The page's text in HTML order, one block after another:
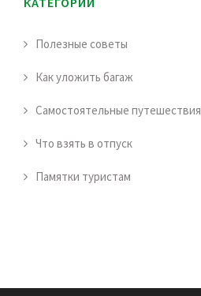
Полезные советы
Как уложить багаж
Самостоятельные путешествия
Что взять в отпуск
Памятки туристам